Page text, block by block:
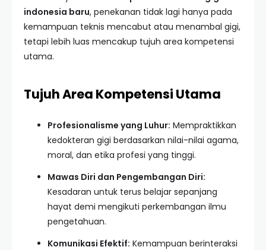
indonesia baru, penekanan tidak lagi hanya pada
kemampuan teknis mencabut atau menambal gigi,
tetapi lebih luas mencakup tujuh area kompetensi
utama.
Tujuh Area Kompetensi Utama
Profesionalisme yang Luhur: Mempraktikkan
kedokteran gigi berdasarkan nilai-nilai agama,
moral, dan etika profesi yang tinggi.
Mawas Diri dan Pengembangan Diri:
Kesadaran untuk terus belajar sepanjang
hayat demi mengikuti perkembangan ilmu
pengetahuan.
Komunikasi Efektif: Kemampuan berinteraksi